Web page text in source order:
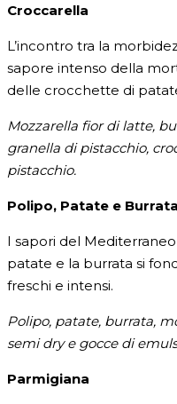
Croccarella
L’incontro tra la
sapore intenso della
delle crocchette di
Mozzarella fior di latte,
granella di pistacchio,
pistacchio.
Polipo, Patate e Burrata
I sapori del
patate e la burrata si
freschi e intensi.
Polipo, patate, burrata,
semi dry e gocce di
Parmigiana